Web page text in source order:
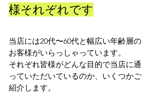
様それぞれです
当店には20代〜60代と幅広い年齢層の
お客様がいらっしゃっています。
それぞれ皆様がどんな目的で当店に通
っていただいているのか、いくつかご
紹介します。